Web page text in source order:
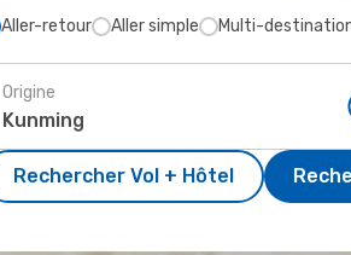
Aller-retour Aller simple Multi-
Origine
Rechercher Vol + Hôtel